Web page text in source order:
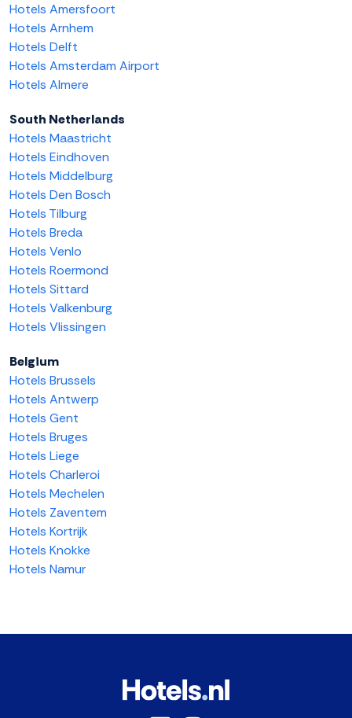
Hotels Amersfoort
Hotels Arnhem
Hotels Delft
Hotels Amsterdam Airport
Hotels Almere
South Netherlands
Hotels Maastricht
Hotels Eindhoven
Hotels Middelburg
Hotels Den Bosch
Hotels Tilburg
Hotels Breda
Hotels Venlo
Hotels Roermond
Hotels Sittard
Hotels Valkenburg
Hotels Vlissingen
Belgium
Hotels Brussels
Hotels Antwerp
Hotels Gent
Hotels Bruges
Hotels Liege
Hotels Charleroi
Hotels Mechelen
Hotels Zaventem
Hotels Kortrijk
Hotels Knokke
Hotels Namur